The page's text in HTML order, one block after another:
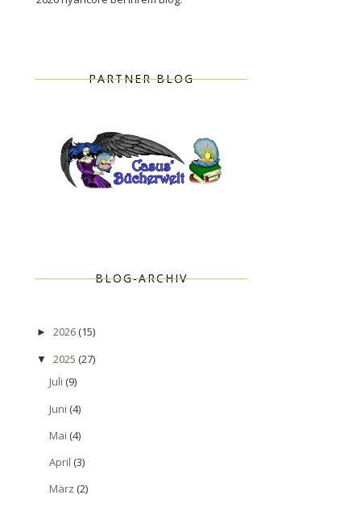
PARTNER BLOG
BLOG-ARCHIV
► 2026(15)
▼ 2025 (27)
Juli (9)
Juni (4)
Mai (4)
April (3)
März (2)